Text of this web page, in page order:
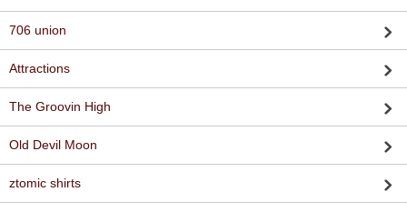
706 union
Attractions
The Groovin High
Old Devil Moon
ztomic shirts